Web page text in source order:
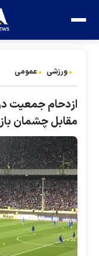
ورزشی عمومی
ازدحام جمعیت
مقابل چشمان